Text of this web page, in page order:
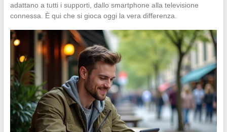
adattano a tutti i supporti, dallo smartphone alla televisione
connessa. È qui che si gioca oggi la vera differenza.